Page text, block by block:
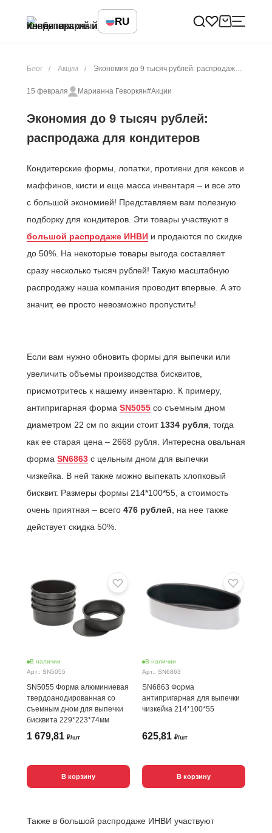
RU
Блог Акции Экономия до 9 тысяч рублей: распродажа для кондитеров
15 февраля Марианна Геворкян#Акции
Экономия до 9 тысяч рублей:
распродажа для кондитеров
Кондитерские формы, лопатки, противни для кексов и
маффинов, кисти и еще масса инвентаря – и все это
с большой экономией! Представляем вам полезную
подборку для кондитеров. Эти товары участвуют в
большой распродаже ИНВИ и продаются по скидке
до 50%. На некоторые товары выгода составляет
сразу несколько тысяч рублей! Такую масштабную
распродажу наша компания проводит впервые. А это
значит, ее просто невозможно пропустить!
Если вам нужно обновить формы для выпечки или
увеличить объемы производства бисквитов,
присмотритесь к нашему инвентарю. К примеру,
антипригарная форма SN5055 со съемным дном
диаметром 22 см по акции стоит 1334 рубля , тогда
как ее старая цена – 2668 рубля. Интересна овальная
форма SN6863 с цельным дном для выпечки
чизкейка. В ней также можно выпекать хлопковый
бисквит. Размеры формы 214*100*55, а стоимость
очень приятная – всего 476 рублей , на нее также
действует скидка 50%.
В наличии
Арт.: SN5055
SN5055 Форма алюминиевая
твердоанодированная со
съемным дном для выпечки
бисквита 229*223*74мм
1 679,81 ₽/шт
В корзину
В наличии
Арт.: SN6863
SN6863 Форма
антипригарная для выпечки
чизкейка 214*100*55
625,81 ₽/шт
В корзину
Также в большой распродаже ИНВИ участвуют